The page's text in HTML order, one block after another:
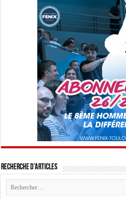
Recherche d’articles